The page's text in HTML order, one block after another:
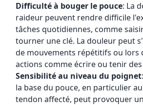
Difficulté à bouger le pouce: La
raideur peuvent rendre difficile
tâches quotidiennes, comme
tourner une clé. La douleur peut
de mouvements répétitifs ou lors
actions comme écrire ou tenir
Sensibilité au niveau du poignet
la base du pouce, en particulier
tendon affecté, peut provoquer